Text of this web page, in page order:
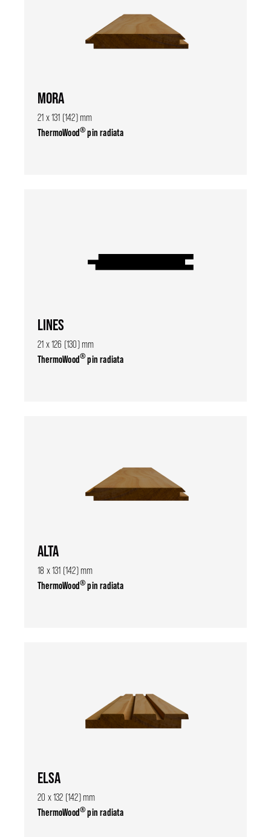
MORA
21 x 131 (142) mm
ThermoWood®pin radiata
LINES
21 x 126 (130) mm
ThermoWood®pin radiata
ALTA
18 x 131 (142) mm
ThermoWood®pin radiata
ELSA
20 x 132 (142) mm
ThermoWood®pin radiata